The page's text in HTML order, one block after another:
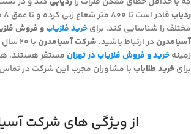
ردیاب
مختلف را شناسایی کند. برایخرید فلزیابو فروش
آسیامدرندر ارتباط باشید. شرکت آسیامدرن
با ۲۰
زمینهخرید و فروش فلزیاب در تهرانمستقر هستند.
برایخرید طلایاببا مشاوران مجرب این شرکت در
از ویژگی های شرکت